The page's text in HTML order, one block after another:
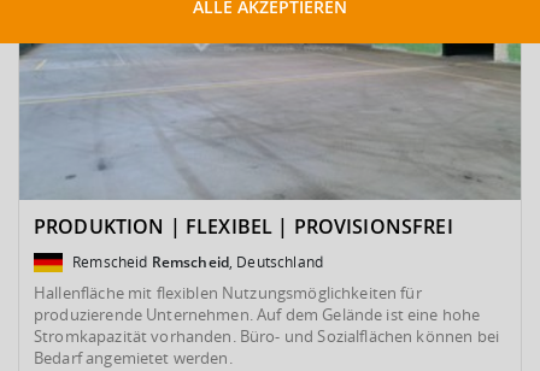
PRODUKTION | FLEXIBEL | PROVISIONSFREI
Remscheid Remscheid, Deutschland
Hallenfläche mit flexiblen Nutzungsmöglichkeiten für
produzierende Unternehmen. Auf dem Gelände ist eine hohe
Stromkapazität vorhanden. Büro- und Sozialflächen können bei
Bedarf angemietet werden.
ALLE AKZEPTIEREN